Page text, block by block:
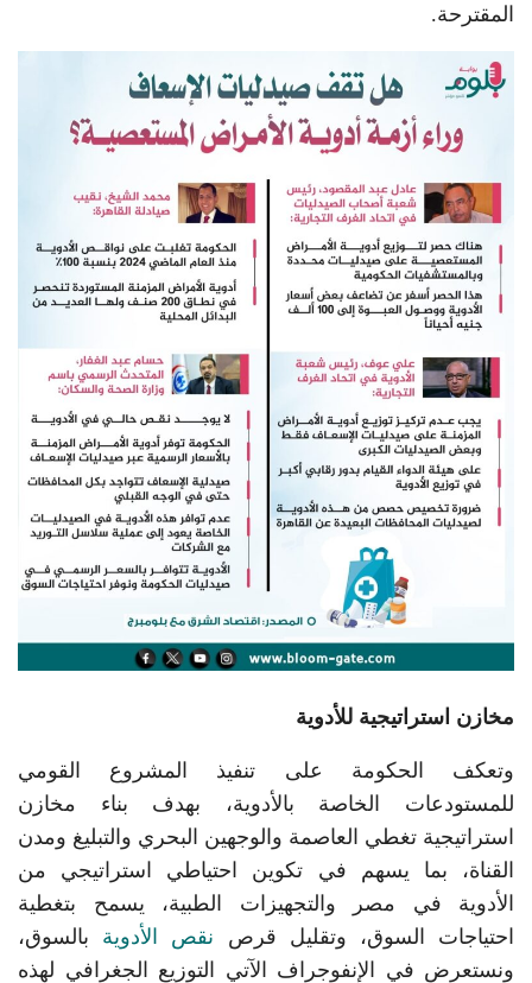
المقترحة.
مخازن استراتيجية للأدوية
وتعكف الحكومة على تنفيذ المشروع القومي
للمستودعات الخاصة بالأدوية، بهدف بناء مخازن
استراتيجية تغطي العاصمة والوجهين البحري والتبليغ ومدن
القناة، بما يسهم في تكوين احتياطي استراتيجي من
الأدوية في مصر والتجهيزات الطبية، يسمح بتغطية
احتياجات السوق، وتقليل قرص نقص الأدوية بالسوق،
ونستعرض في الإنفوجراف‏ الآتي التوزيع الجغرافي لهذه